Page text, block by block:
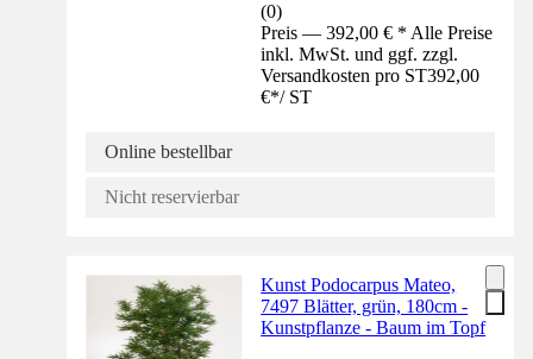
(0)
Preis — 392,00 € * Alle Preise
inkl. MwSt. und ggf. zzgl.
Versandkosten pro ST392,00
€*/ ST
Online bestellbar
Nicht reservierbar
Kunst Podocarpus Mateo,
7497 Blätter, grün, 180cm -
Kunstpflanze - Baum im Topf